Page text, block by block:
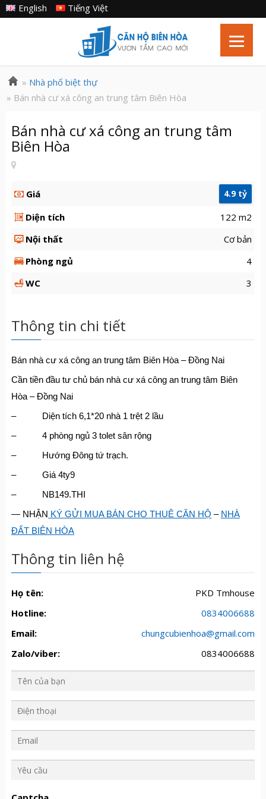
Tiếng Việt
English
» Nhà phố biệt thự
» Bán nhà cư xá công an trung tâm Biên Hòa
Bán nhà cư xá công an trung tâm
Biên Hòa
Giá 4.9 tỷ
Diện tích
122 m2
Nội thất
Cơ bản
Phòng ngủ
4
WC
3
Thông tin chi tiết
Bán nhà cư xá công an trung tâm Biên Hòa – Đồng Nai
Cần tiền đầu tư chủ bán nhà cư xá công an trung tâm Biên
Hòa – Đồng Nai
– Diện tích 6,1*20 nhà 1 trệt 2 lầu
– 4 phòng ngủ 3 tolet sân rộng
– Hướng Đông tứ trạch.
– Giá 4ty9
– NB149.THI
— NHẬN KÝ GỬI MUA BÁN CHO THUÊ CĂN HỘ – NHÀ
ĐẤT BIÊN HÒA
Thông tin liên hệ
Họ tên:
PKD Tmhouse
Hotline:
0834006688
Email:
chungcubienhoa@gmail.com
Zalo/viber:
0834006688